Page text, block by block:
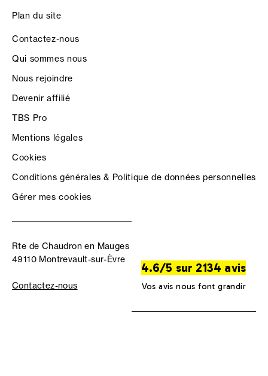
Plan du site
Contactez-nous
Qui sommes nous
Nous rejoindre
Devenir affilié
TBS Pro
Mentions légales
Cookies
Conditions générales & Politique de données personnelles
Gérer mes cookies
Rte de Chaudron en Mauges
49110 Montrevault-sur-Èvre
Contactez-nous
4.6/5 sur 2134 avis
Vos avis nous font grandir